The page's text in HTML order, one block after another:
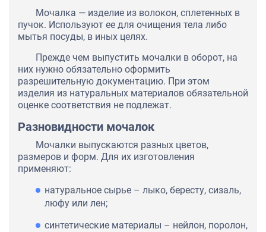
Мочалка — изделие из волокон, сплетенных в
пучок. Используют ее для очищения тела либо
мытья посуды, в иных целях.
Прежде чем выпустить мочалки в оборот, на
них нужно обязательно оформить
разрешительную документацию. При этом
изделия из натуральных материалов обязательной
оценке соответствия не подлежат.
Разновидности мочалок
Мочалки выпускаются разных цветов,
размеров и форм. Для их изготовления
применяют:
натуральное сырье – лыко, бересту, сизаль,
люфу или лен;
синтетические материалы – нейлон, поролон,